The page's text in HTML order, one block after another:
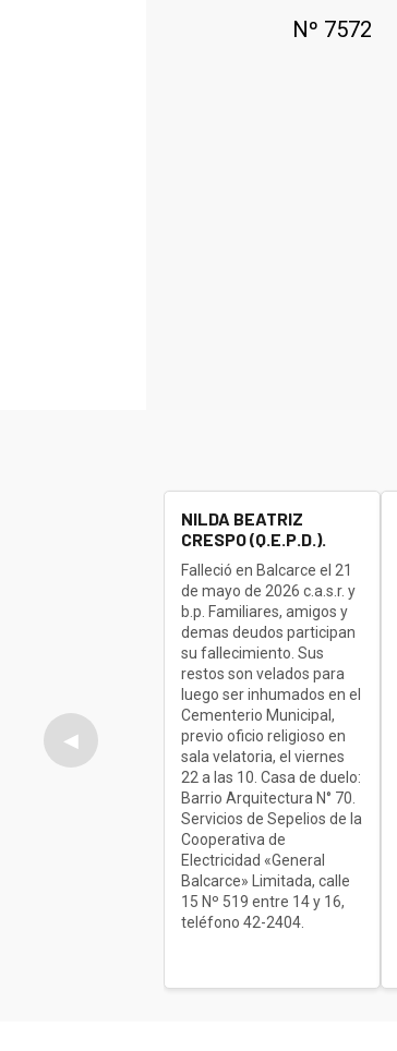
Nº 7572
◀
NILDA BEATRIZ
CRESPO (Q.E.P.D.).
Falleció en Balcarce el 21
de mayo de 2026 c.a.s.r. y
b.p. Familiares, amigos y
demas deudos participan
su fallecimiento. Sus
restos son velados para
luego ser inhumados en el
Cementerio Municipal,
previo oficio religioso en
sala velatoria, el viernes
22 a las 10. Casa de duelo:
Barrio Arquitectura N° 70.
Servicios de Sepelios de la
Cooperativa de
Electricidad «General
Balcarce» Limitada, calle
15 Nº 519 entre 14 y 16,
teléfono 42-2404.